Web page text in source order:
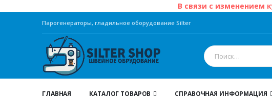
В связи с изменением
Парогенераторы, гладильное оборудование Silter
ГЛАВНАЯ КАТАЛОГ ТОВАРОВ СПРАВОЧНАЯ ИНФОРМАЦИЯ